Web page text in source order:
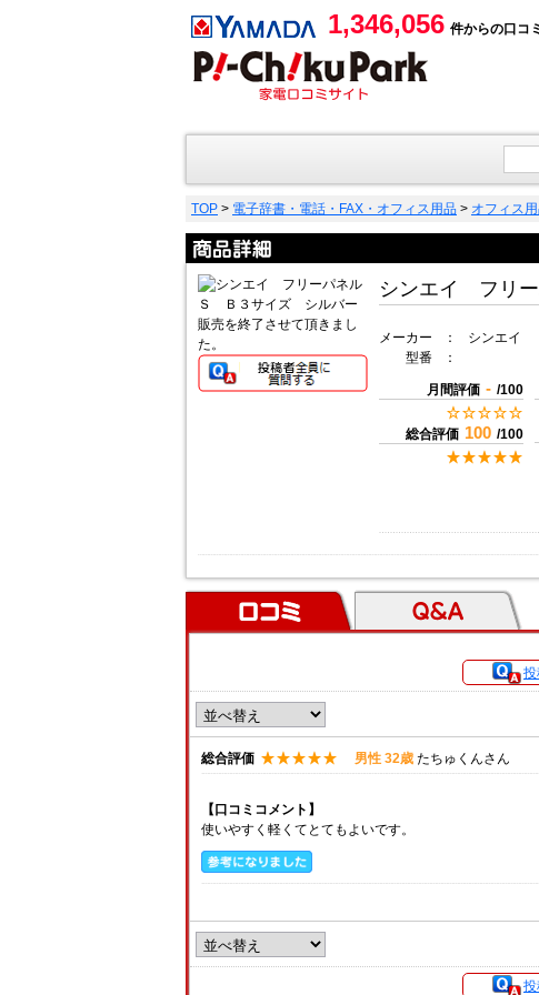
1,346,056 件からの口コ
TOP > 電子辞書・電話・FAX・オフィス用品 > オフィス
販売を終了させて頂きまし
た。
シンエイ フリ
メーカー ：
シンエイ
型番
：
月間評価 - /100
総合評価 100 /100
投
総合評価 男性 32歳 たちゅくんさん
【口コミコメント】
使いやすく軽くてとてもよいです。
投